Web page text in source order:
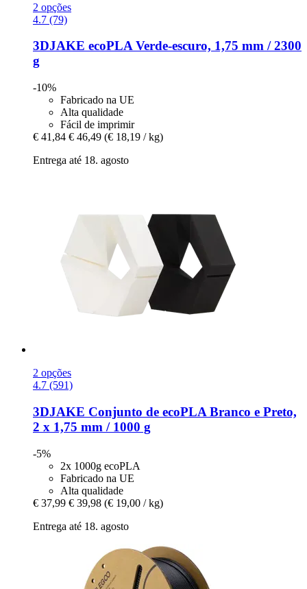
2 opções
4.7 (79)
3DJAKE ecoPLA Verde-​escuro, 1,75 mm / 2300
g
-10%
Fabricado na UE
Alta qualidade
Fácil de imprimir
€ 41,84 € 46,49 (€ 18,19 / kg)
Entrega até 18. agosto
2 opções
4.7 (591)
3DJAKE Conjunto de ecoPLA Branco e Preto,
2 x 1,75 mm / 1000 g
-5%
2x 1000g ecoPLA
Fabricado na UE
Alta qualidade
€ 37,99 € 39,98 (€ 19,00 / kg)
Entrega até 18. agosto